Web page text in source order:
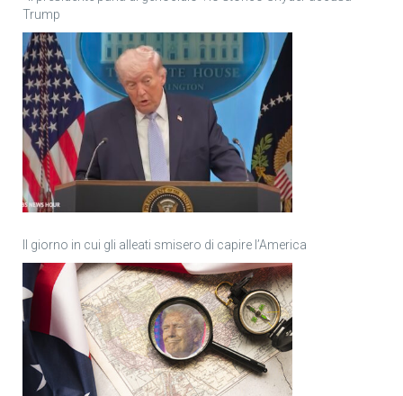
Trump
Il giorno in cui gli alleati smisero di capire l’America